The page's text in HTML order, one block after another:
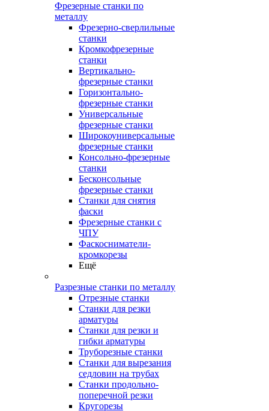
Фрезерные станки по
металлу
Фрезерно-сверлильные
станки
Кромкофрезерные
станки
Вертикально-
фрезерные станки
Горизонтально-
фрезерные станки
Универсальные
фрезерные станки
Широкоуниверсальные
фрезерные станки
Консольно-фрезерные
станки
Бесконсольные
фрезерные станки
Станки для снятия
фаски
Фрезерные станки с
ЧПУ
Фаскосниматели-
кромкорезы
Ещё
Разрезные станки по металлу
Отрезные станки
Станки для резки
арматуры
Станки для резки и
гибки арматуры
Труборезные станки
Станки для вырезания
седловин на трубаx
Станки продольно-
поперечной резки
Кругорезы